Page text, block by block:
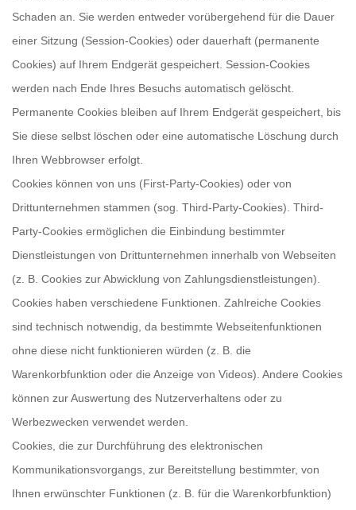
Schaden an. Sie werden entweder vorübergehend für die Dauer
einer Sitzung (Session-Cookies) oder dauerhaft (permanente
Cookies) auf Ihrem Endgerät gespeichert. Session-Cookies
werden nach Ende Ihres Besuchs automatisch gelöscht.
Permanente Cookies bleiben auf Ihrem Endgerät gespeichert, bis
Sie diese selbst löschen oder eine automatische Löschung durch
Ihren Webbrowser erfolgt.
Cookies können von uns (First-Party-Cookies) oder von
Drittunternehmen stammen (sog. Third-Party-Cookies). Third-
Party-Cookies ermöglichen die Einbindung bestimmter
Dienstleistungen von Drittunternehmen innerhalb von Webseiten
(z. B. Cookies zur Abwicklung von Zahlungsdienstleistungen).
Cookies haben verschiedene Funktionen. Zahlreiche Cookies
sind technisch notwendig, da bestimmte Webseitenfunktionen
ohne diese nicht funktionieren würden (z. B. die
Warenkorbfunktion oder die Anzeige von Videos). Andere Cookies
können zur Auswertung des Nutzerverhaltens oder zu
Werbezwecken verwendet werden.
Cookies, die zur Durchführung des elektronischen
Kommunikationsvorgangs, zur Bereitstellung bestimmter, von
Ihnen erwünschter Funktionen (z. B. für die Warenkorbfunktion)